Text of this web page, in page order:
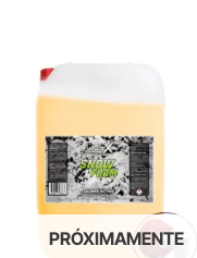
PRÓXIMAMENTE